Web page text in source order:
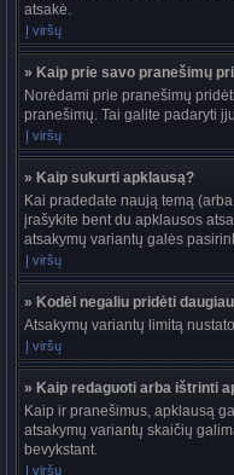
atsakė.
Į viršų
» Kaip prie savo pranešimų
Norėdami prie pranešimų
pranešimų. Tai galite padaryti
Į viršų
» Kaip sukurti apklausą?
Kai pradedate naują temą
įrašykite bent du apklausos
atsakymų variantų galės
Į viršų
» Kodėl negaliu pridėti
Atsakymų variantų limitą
Į viršų
» Kaip redaguoti arba ištrinti
Kaip ir pranešimus, apklausą
atsakymų variantų skaičių
bevykstant.
Į viršų